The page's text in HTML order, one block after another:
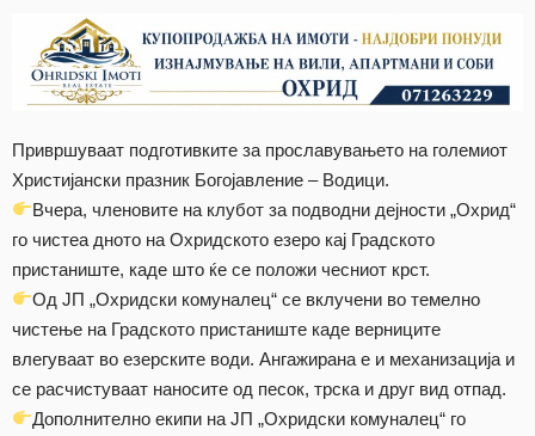
Привршуваат подготивките за прославувањето на големиот
Христијански празник Богојавление – Водици.
Вчера, членовите на клубот за подводни дејности „Охрид“
го чистеа дното на Охридското езеро кај Градското
пристаниште, каде што ќе се положи чесниот крст.
Од ЈП „Охридски комуналец“ се вклучени во темелно
чистење на Градското пристаниште каде верниците
влегуваат во езерските води. Ангажирана е и механизација и
се расчистуваат наносите од песок, трска и друг вид отпад.
Дополнително екипи на ЈП „Охридски комуналец“ го